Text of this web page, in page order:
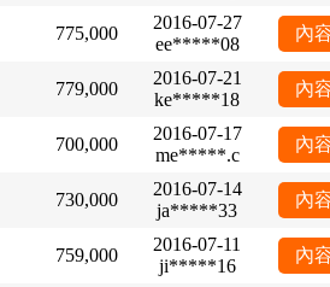
775,000
2016-07-27
ee*****08
內
779,000
2016-07-21
ke*****18
內
700,000
2016-07-17
me*****.c
內
730,000
2016-07-14
ja*****33
內
759,000
2016-07-11
ji*****16
內